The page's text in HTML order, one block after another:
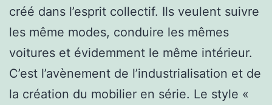
créé dans l’esprit collectif. Ils veulent suivre
les même modes, conduire les mêmes
voitures et évidemment le même intérieur.
C’est l’avènement de l’industrialisation et de
la création du mobilier en série. Le style «